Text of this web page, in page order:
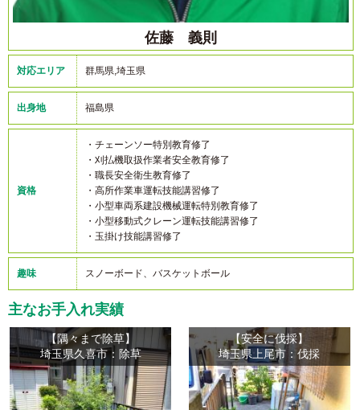
佐藤 義則
対応エリア 群馬県,埼玉県
出身地 福島県
資格
・チェーンソー特別教育修了
・刈払機取扱作業者安全教育修了
・職長安全衛生教育修了
・高所作業車運転技能講習修了
・小型車両系建設機械運転特別教育修了
・小型移動式クレーン運転技能講習修了
・玉掛け技能講習修了
趣味 スノーボード、バスケットボール
主なお手入れ実績
【隅々まで除草】
埼玉県久喜市：除草
【安全に伐採】
埼玉県上尾市：伐採